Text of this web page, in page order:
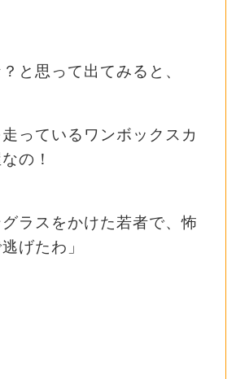
と思って出てみると、
走っているワンボックスカ
の！
ラスをかけた若者で、怖
げたわ」